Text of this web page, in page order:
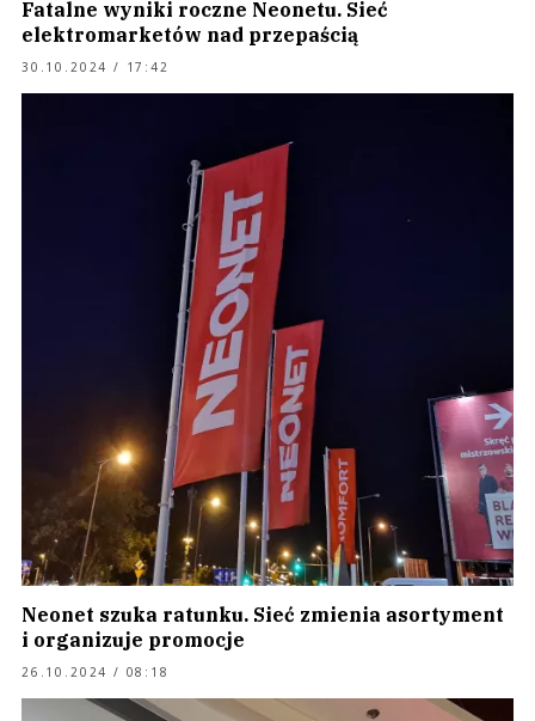
Fatalne wyniki roczne Neonetu. Sieć
elektromarketów nad przepaścią
30.10.2024 / 17:42
Neonet szuka ratunku. Sieć zmienia asortyment
i organizuje promocje
26.10.2024 / 08:18